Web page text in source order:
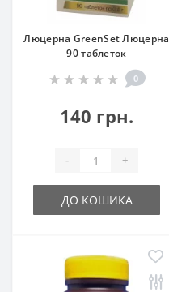
Люцерна GreenSet Люцерна
90 таблеток
0
140 грн.
- +
ДО КОШИКА